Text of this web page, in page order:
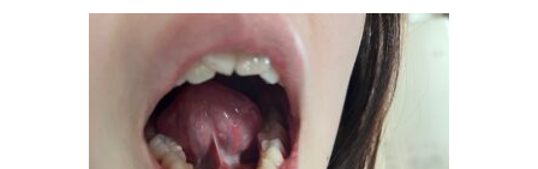
サービスサンプル4
2日前から丸印の所に痛み
舌の裏に口内炎ができ